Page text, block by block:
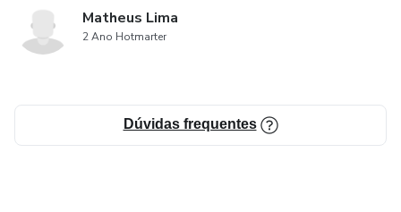
Matheus Lima
2 Ano Hotmarter
Dúvidas frequentes